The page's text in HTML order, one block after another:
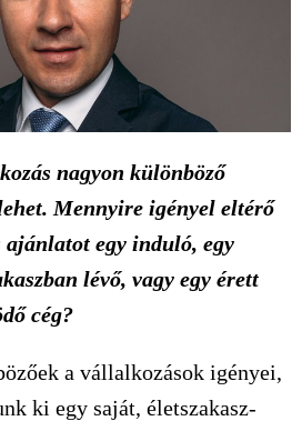
nagyon különböző
Mennyire igényel eltérő
ajánlatot egy induló, egy
lévő, vagy egy érett
cég?
a vállalkozások igényei,
ki egy saját, életszakasz-